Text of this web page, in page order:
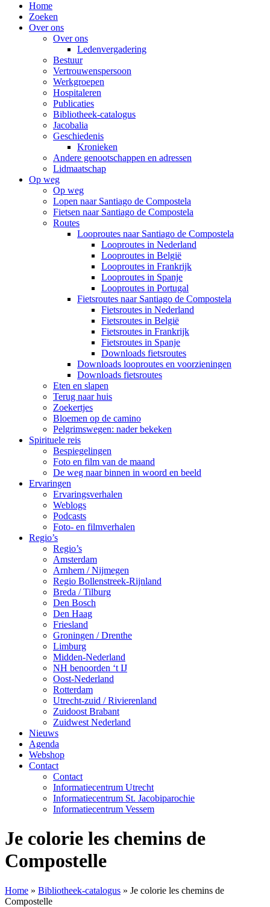
Home
Zoeken
Over ons
Over ons
Ledenvergadering
Bestuur
Vertrouwenspersoon
Werkgroepen
Hospitaleren
Publicaties
Bibliotheek-catalogus
Jacobalia
Geschiedenis
Kronieken
Andere genootschappen en adressen
Lidmaatschap
Op weg
Op weg
Lopen naar Santiago de Compostela
Fietsen naar Santiago de Compostela
Routes
Looproutes naar Santiago de Compostela
Looproutes in Nederland
Looproutes in België
Looproutes in Frankrijk
Looproutes in Spanje
Looproutes in Portugal
Fietsroutes naar Santiago de Compostela
Fietsroutes in Nederland
Fietsroutes in België
Fietsroutes in Frankrijk
Fietsroutes in Spanje
Downloads fietsroutes
Downloads looproutes en voorzieningen
Downloads fietsroutes
Eten en slapen
Terug naar huis
Zoekertjes
Bloemen op de camino
Pelgrimswegen: nader bekeken
Spirituele reis
Bespiegelingen
Foto en film van de maand
De weg naar binnen in woord en beeld
Ervaringen
Ervaringsverhalen
Weblogs
Podcasts
Foto- en filmverhalen
Regio’s
Regio’s
Amsterdam
Arnhem / Nijmegen
Regio Bollenstreek-Rijnland
Breda / Tilburg
Den Bosch
Den Haag
Friesland
Groningen / Drenthe
Limburg
Midden-Nederland
NH benoorden ‘t IJ
Oost-Nederland
Rotterdam
Utrecht-zuid / Rivierenland
Zuidoost Brabant
Zuidwest Nederland
Nieuws
Agenda
Webshop
Contact
Contact
Informatiecentrum Utrecht
Informatiecentrum St. Jacobiparochie
Informatiecentrum Vessem
Je colorie les chemins de
Compostelle
Home » Bibliotheek-catalogus » Je colorie les chemins de
Compostelle